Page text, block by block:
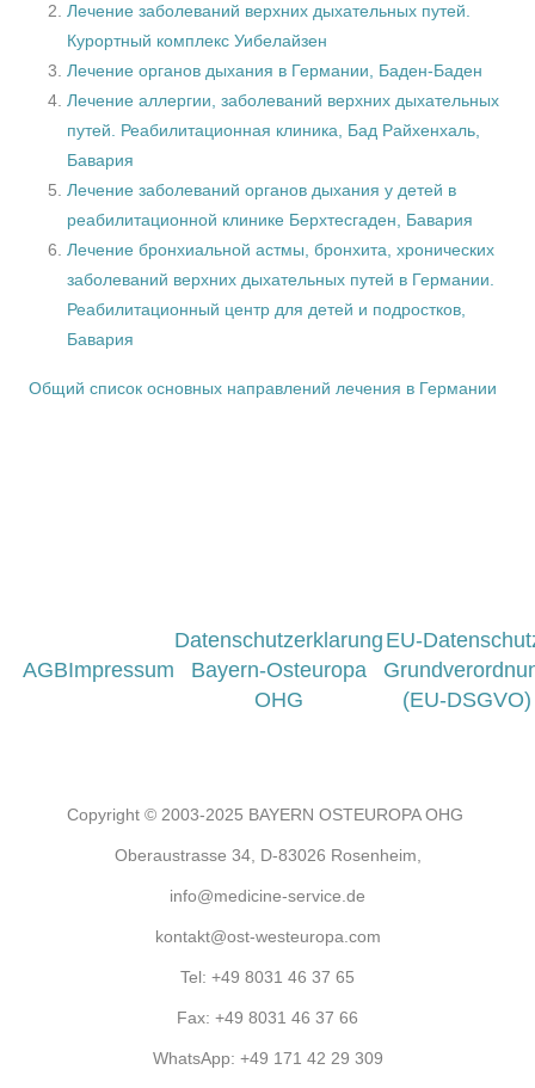
Лечение заболеваний верхних дыхательных путей.
Курортный комплекс Уибелайзен
Лечение органов дыхания в Германии, Баден-Баден
Лечение аллергии, заболеваний верхних дыхательных
путей. Реабилитационная клиника, Бад Райхенхаль,
Бавария
Лечение заболеваний органов дыхания у детей в
реабилитационной клинике Берхтесгаден, Бавария
Лечение бронхиальной астмы, бронхита, хронических
заболеваний верхних дыхательных путей в Германии.
Реабилитационный центр для детей и подростков,
Бавария
Общий список основных направлений лечения в Германии
AGBImpressum
Datenschutzerklarung
Bayern-Osteuropa
OHG
EU-
(EU-DSGVO)
Copyright © 2003-2025 BAYERN OSTEUROPA OHG
Oberaustrasse 34, D-83026 Rosenheim,
info@medicine-service.de
kontakt@ost-westeuropa.com
Tel: +49 8031 46 37 65
Fax: +49 8031 46 37 66
WhatsApp: +49 171 42 29 309